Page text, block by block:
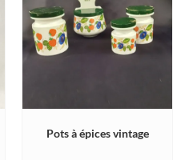
Pots à épices vintage